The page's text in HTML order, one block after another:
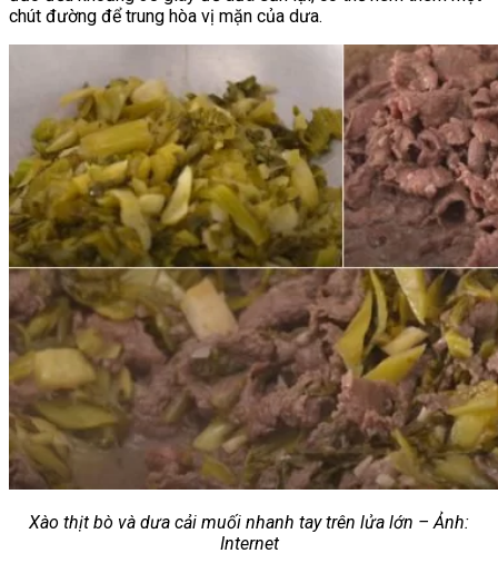
chút đường để trung hòa vị mặn của dưa.
Xào thịt bò và dưa cải muối nhanh tay trên lửa lớn – Ảnh:
Internet